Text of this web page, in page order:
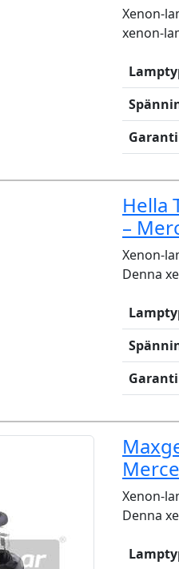
Xenon-
xenon-
Garanti
Hella
–
Xenon-
Denna
Garanti
Xenon-
Denna